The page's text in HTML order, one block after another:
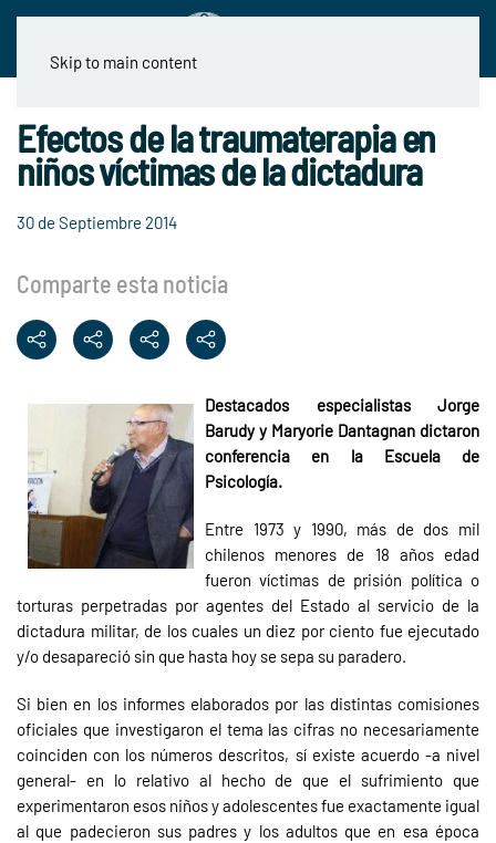
Skip to main content
Efectos de la traumaterapia en
niños víctimas de la dictadura
30 de Septiembre 2014
Comparte esta noticia
Destacados especialistas Jorge
Barudy y Maryorie Dantagnan dictaron
conferencia en la Escuela de
Psicología.
Entre 1973 y 1990, más de dos mil
chilenos menores de 18 años edad
fueron víctimas de prisión política o
torturas perpetradas por agentes del Estado al servicio de la
dictadura militar, de los cuales un diez por ciento fue ejecutado
y/o desapareció sin que hasta hoy se sepa su paradero.
Si bien en los informes elaborados por las distintas comisiones
oficiales que investigaron el tema las cifras no necesariamente
coinciden con los números descritos, sí existe acuerdo -a nivel
general- en lo relativo al hecho de que el sufrimiento que
experimentaron esos niños y adolescentes fue exactamente igual
al que padecieron sus padres y los adultos que en esa época